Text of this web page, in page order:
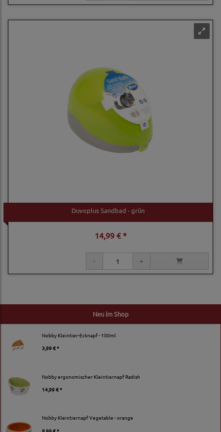
Neu im Shop
Nobby Kleintier-Ecknapf - 100ml
3,99 € *
Nobby ergonomischer Kleintiernapf Radish
14,99 € *
Nobby Kleintiernapf Vegetable - orange
Duvoplus Sandbad - grün
14,99 € *